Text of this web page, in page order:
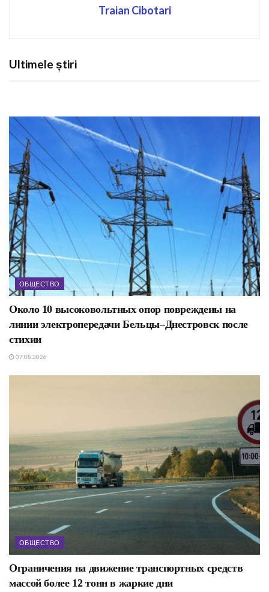
Traian Cibotari
Ultimele știri
ОБЩЕСТВО
Около 10 высоковольтных опор повреждены на
линии электропередачи Бельцы–Днестровск после
стихии
07.08.2026
ОБЩЕСТВО
Ограничения на движение транспортных средств
массой более 12 тонн в жаркие дни